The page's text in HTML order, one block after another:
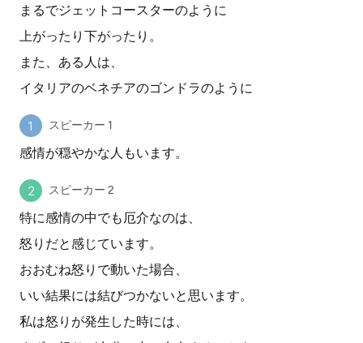
まるでジェットコースターのように
上がったり下がったり。
また、ある人は、
イタリアのベネチアのゴンドラのように
スピーカー 1
感情が穏やかな人もいます。
スピーカー 2
特に感情の中でも厄介なのは、
怒りだと感じています。
おおむね怒りで動いた場合、
いい結果には結びつかないと思います。
私は怒りが発生した時には、